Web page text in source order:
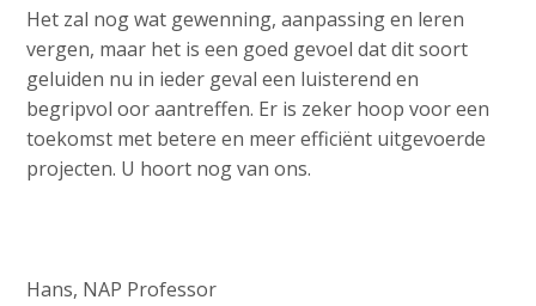
Het zal nog wat gewenning, aanpassing en leren
vergen, maar het is een goed gevoel dat dit soort
geluiden nu in ieder geval een luisterend en
begripvol oor aantreffen. Er is zeker hoop voor een
toekomst met betere en meer efficiënt uitgevoerde
projecten. U hoort nog van ons.
Hans, NAP Professor